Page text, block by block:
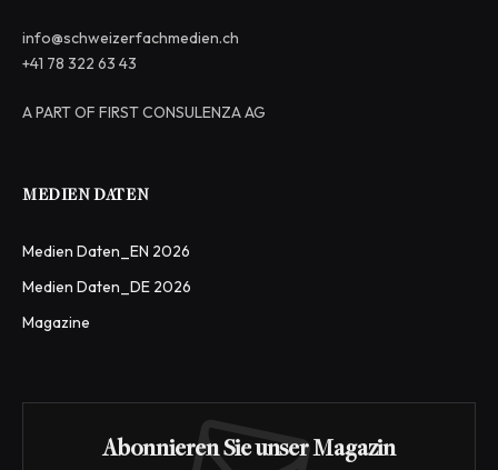
info@schweizerfachmedien.ch
+41 78 322 63 43
A PART OF FIRST CONSULENZA AG
MEDIEN DATEN
Medien Daten_EN 2026
Medien Daten_DE 2026
Magazine
Abonnieren Sie unser Magazin